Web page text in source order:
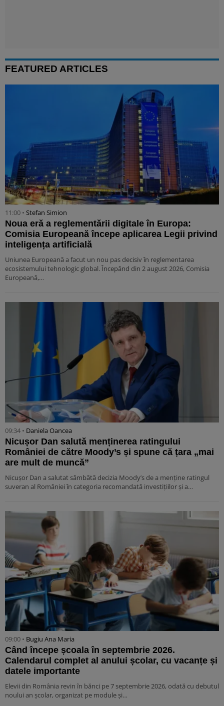
FEATURED ARTICLES
11:00 • Stefan Simion
Noua eră a reglementării digitale în Europa:
Comisia Europeană începe aplicarea Legii privind
inteligența artificială
Uniunea Europeană a facut un nou pas decisiv în reglementarea
ecosistemului tehnologic global. Începând din 2 august 2026, Comisia
Europeană,…
09:34 • Daniela Oancea
Nicușor Dan salută menținerea ratingului
României de către Moody’s și spune că țara „mai
are mult de muncă”
Nicușor Dan a salutat sâmbătă decizia Moody’s de a menține ratingul
suveran al României în categoria recomandată investițiilor și a…
09:00 • Bugiu ⁠Ana Maria
Când începe școala în septembrie 2026.
Calendarul complet al anului școlar, cu vacanțe și
datele importante
Elevii din România revin în bănci pe 7 septembrie 2026, odată cu debutul
noului an școlar, organizat pe module și…